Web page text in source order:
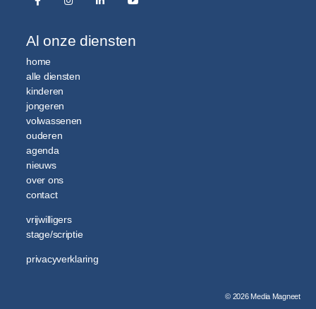
Al onze diensten
home
alle diensten
kinderen
jongeren
volwassenen
ouderen
agenda
nieuws
over ons
contact
vrijwilligers
stage/scriptie
privacyverklaring
© 2026 Media Magneet